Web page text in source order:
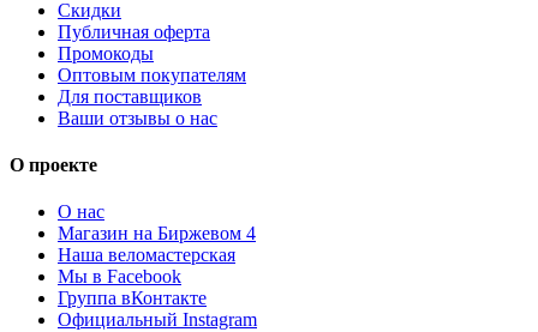
Скидки
Публичная оферта
Промокоды
Оптовым покупателям
Для поставщиков
Ваши отзывы о нас
О проекте
О нас
Магазин на Биржевом 4
Наша веломастерская
Мы в Facebook
Группа вКонтакте
Официальный Instagram